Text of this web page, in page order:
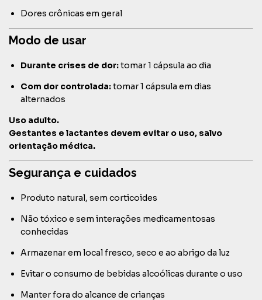
Dores crônicas em geral
Modo de usar
Durante crises de dor:tomar 1 cápsula ao dia
Com dor controlada:tomar 1 cápsula em dias
alternados
Uso adulto.
Gestantes e lactantes devem evitar o uso, salvo
orientação médica.
Segurança e cuidados
Produto natural, sem corticoides
Não tóxico e sem interações medicamentosas
conhecidas
Armazenar em local fresco, seco e ao abrigo da luz
Evitar o consumo de bebidas alcoólicas durante o uso
Manter fora do alcance de crianças